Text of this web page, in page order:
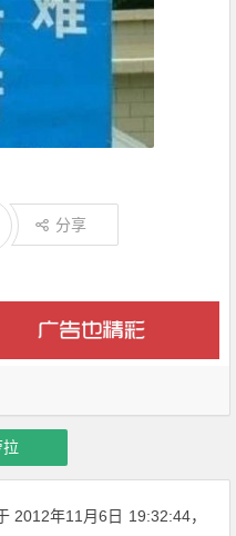
分享
拉
2012年11月6日 19:32:44，